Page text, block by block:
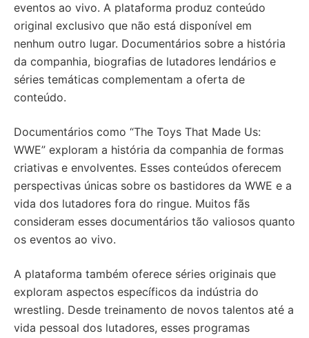
eventos ao vivo. A plataforma produz conteúdo
original exclusivo que não está disponível em
nenhum outro lugar. Documentários sobre a história
da companhia, biografias de lutadores lendários e
séries temáticas complementam a oferta de
conteúdo.
Documentários como “The Toys That Made Us:
WWE” exploram a história da companhia de formas
criativas e envolventes. Esses conteúdos oferecem
perspectivas únicas sobre os bastidores da WWE e a
vida dos lutadores fora do ringue. Muitos fãs
consideram esses documentários tão valiosos quanto
os eventos ao vivo.
A plataforma também oferece séries originais que
exploram aspectos específicos da indústria do
wrestling. Desde treinamento de novos talentos até a
vida pessoal dos lutadores, esses programas